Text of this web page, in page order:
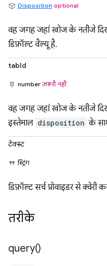
Disposition optional
वह जगह जहां खोज के नतीजे
डिफ़ॉल्ट वैल्यू है.
tabId
numberज़रूरी नहीं
वह जगह जहां खोज के नतीजे
इस्तेमाल disposition के
टेक्स्ट
स्ट्रिंग
डिफ़ॉल्ट सर्च प्रोवाइडर से क्वेरी
तरीके
query()